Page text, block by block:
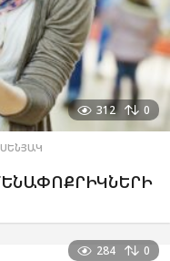
312 0
284 0